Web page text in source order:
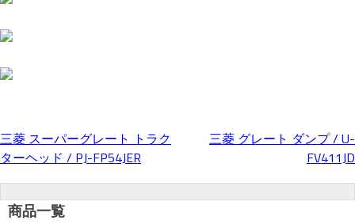
投
稿
三菱 スーパーグレート トラク
ターヘッド / PJ-FP54JER
三菱 グレート ダンプ / U-
FV411JD
商品一覧